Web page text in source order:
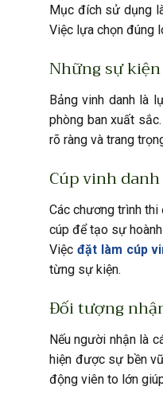
Mục đích sử dụng
Việc lựa chọn đúng
Những sự
Bảng vinh danh là
phòng ban xuất
rõ ràng và trang
Cúp vinh
Các chương trình
cúp để tạo sự
Việc đặt làm cúp
từng sự kiện.
Đối tượng
Nếu người nhận là
hiện được sự bền
động viên to lớn